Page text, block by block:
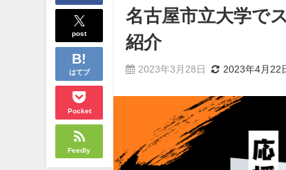
post
はてブ
Pocket
Feedly
名古屋市立大学で
紹介
2023年3月28日 2023年4月22